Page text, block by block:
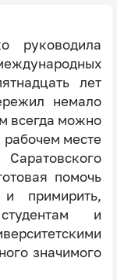
руководила
лет
немало
всегда можно
месте
помочь
примирить,
и
значимого